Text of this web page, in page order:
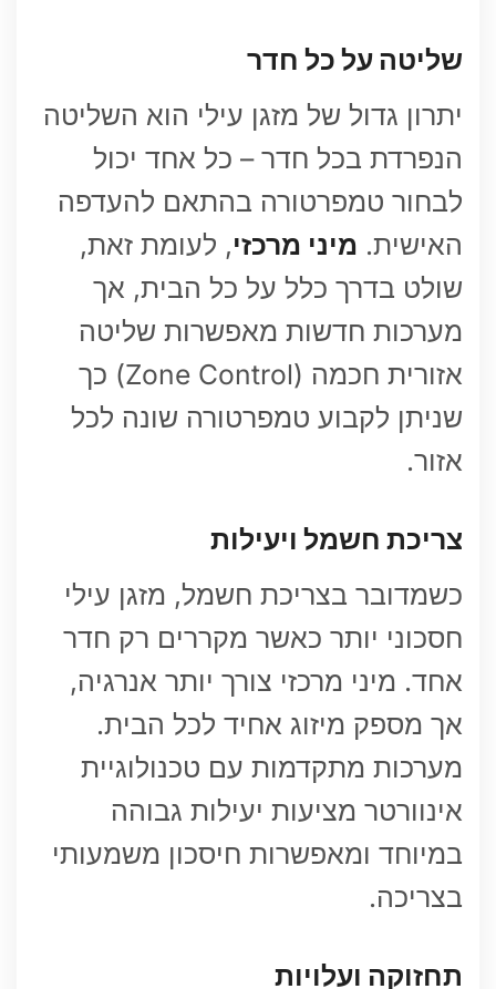
שליטה על כל חדר
יתרון גדול של מזגן עילי הוא השליטה
הנפרדת בכל חדר – כל אחד יכול
לבחור טמפרטורה בהתאם להעדפה
האישית. מיני מרכזי, לעומת זאת,
שולט בדרך כלל על כל הבית, אך
מערכות חדשות מאפשרות שליטה
אזורית חכמה (Zone Control) כך
שניתן לקבוע טמפרטורה שונה לכל
אזור.
צריכת חשמל ויעילות
כשמדובר בצריכת חשמל, מזגן עילי
חסכוני יותר כאשר מקררים רק חדר
אחד. מיני מרכזי צורך יותר אנרגיה,
אך מספק מיזוג אחיד לכל הבית.
מערכות מתקדמות עם טכנולוגיית
אינוורטר מציעות יעילות גבוהה
במיוחד ומאפשרות חיסכון משמעותי
בצריכה.
תחזוקה ועלויות